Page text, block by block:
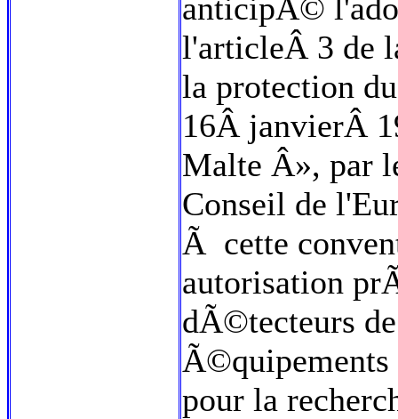
anticipÃ©
l'articleÂ 3 de
la protection
16Â janvierÂ
Malte Â», par
Conseil de
Ã cette
autorisation
dÃ©tecteurs
pour la